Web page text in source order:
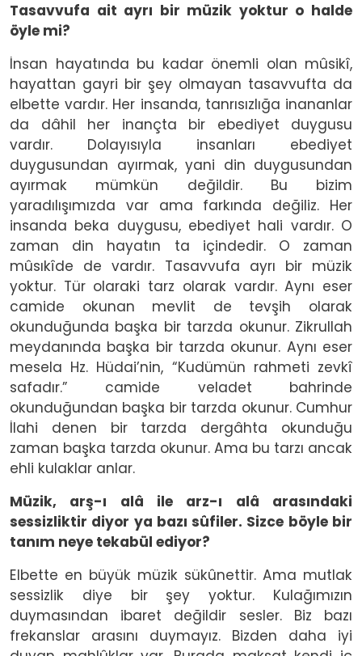
Tasavvufa ait ayrı bir müzik yoktur o halde
öyle mi?
İnsan hayatında bu kadar önemli olan mûsikî,
hayattan gayri bir şey olmayan tasavvufta da
elbette vardır. Her insanda, tanrısızlığa inananlar
da dâhil her inançta bir ebediyet duygusu
vardır. Dolayısıyla insanları ebediyet
duygusundan ayırmak, yani din duygusundan
ayırmak mümkün değildir. Bu bizim
yaradılışımızda var ama farkında değiliz. Her
insanda beka duygusu, ebediyet hali vardır. O
zaman din hayatın ta içindedir. O zaman
mûsıkîde de vardır. Tasavvufa ayrı bir müzik
yoktur. Tür olaraki tarz olarak vardır. Aynı eser
camide okunan mevlit de tevşih olarak
okunduğunda başka bir tarzda okunur. Zikrullah
meydanında başka bir tarzda okunur. Aynı eser
mesela Hz. Hüdai’nin, “Kudümün rahmeti zevkî
safadır.” camide veladet bahrinde
okunduğundan başka bir tarzda okunur. Cumhur
İlahi denen bir tarzda dergâhta okunduğu
zaman başka tarzda okunur. Ama bu tarzı ancak
ehli kulaklar anlar.
Müzik, arş-ı alâ ile arz-ı alâ arasındaki
sessizliktir diyor ya bazı sûfiler. Sizce böyle bir
tanım neye tekabül ediyor?
Elbette en büyük müzik sükûnettir. Ama mutlak
sessizlik diye bir şey yoktur. Kulağımızın
duymasından ibaret değildir sesler. Biz bazı
frekanslar arasını duymayız. Bizden daha iyi